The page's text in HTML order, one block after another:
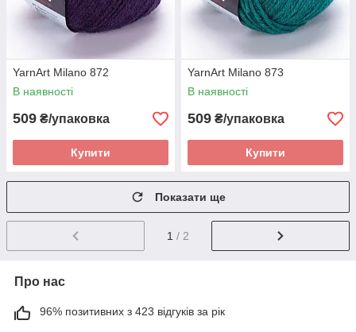
YarnArt Milano 872
В наявності
509 ₴/упаковка
Купити
YarnArt Milano 873
В наявності
509 ₴/упаковка
Купити
Показати ще
1 / 2
Про нас
96% позитивних з 423 відгуків за рік